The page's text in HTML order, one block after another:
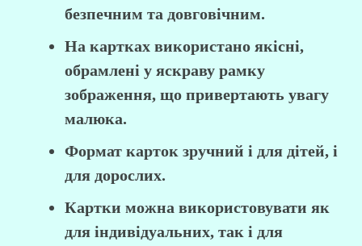
безпечним та довговічним. ⠀
На картках використано якісні,
обрамлені у яскраву рамку
зображення, що привертають увагу
малюка.
Формат карток зручний і для дітей, і
для дорослих.
Картки можна використовувати як
для індивідуальних, так і для